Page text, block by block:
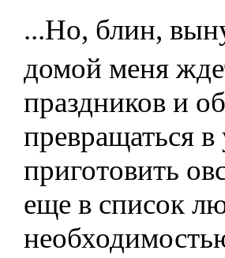
...Но, блин,
домой меня
праздников и
превращаться
приготовить
еще в список